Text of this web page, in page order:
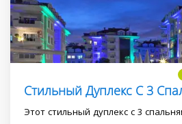
Этот стильный дуплекс с 3